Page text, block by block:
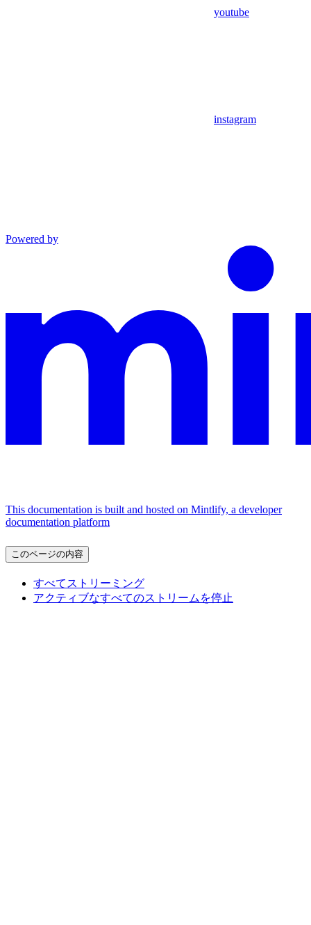
youtube
instagram
Powered by
This documentation is built and hosted on Mintlify, a developer
documentation platform
このページの内容
すべてストリーミング
アクティブなすべてのストリームを停止